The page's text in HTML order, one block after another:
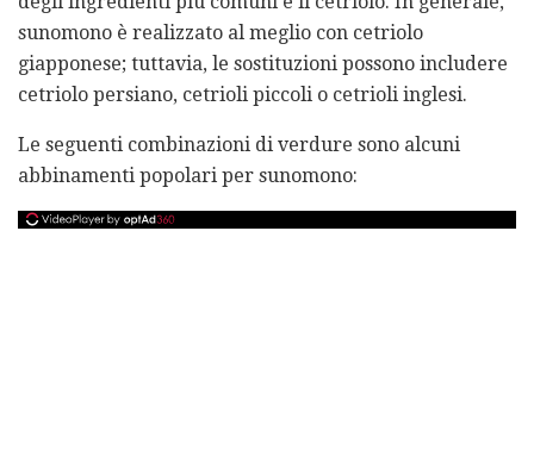
sunomono è realizzato al meglio con cetriolo
giapponese; tuttavia, le sostituzioni possono includere
cetriolo persiano, cetrioli piccoli o cetrioli inglesi.
Le seguenti combinazioni di verdure sono alcuni
abbinamenti popolari per sunomono: